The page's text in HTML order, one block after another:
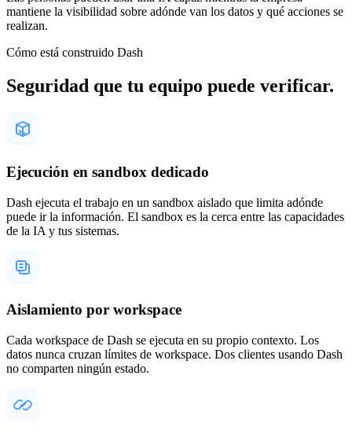
mantiene la visibilidad sobre adónde van los datos y qué acciones se
realizan.
Cómo está construido Dash
Seguridad que tu equipo puede verificar.
Ejecución en sandbox dedicado
Dash ejecuta el trabajo en un sandbox aislado que limita adónde
puede ir la información. El sandbox es la cerca entre las capacidades
de la IA y tus sistemas.
Aislamiento por workspace
Cada workspace de Dash se ejecuta en su propio contexto. Los
datos nunca cruzan límites de workspace. Dos clientes usando Dash
no comparten ningún estado.